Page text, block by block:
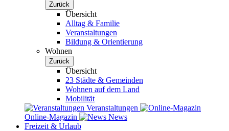
Zurück
Übersicht
Alltag & Familie
Veranstaltungen
Bildung & Orientierung
Wohnen
Zurück
Übersicht
23 Städte & Gemeinden
Wohnen auf dem Land
Mobilität
Veranstaltungen
Online-Magazin
News
Freizeit & Urlaub